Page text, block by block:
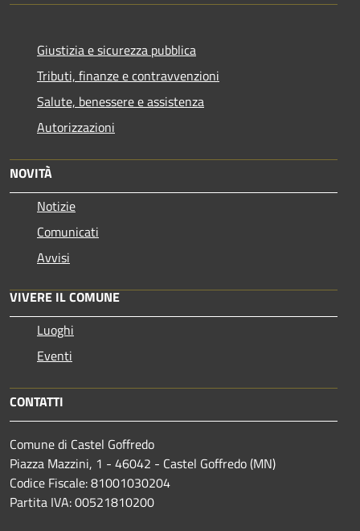
Giustizia e sicurezza pubblica
Tributi, finanze e contravvenzioni
Salute, benessere e assistenza
Autorizzazioni
NOVITÀ
Notizie
Comunicati
Avvisi
VIVERE IL COMUNE
Luoghi
Eventi
CONTATTI
Comune di Castel Goffredo
Piazza Mazzini, 1 - 46042 - Castel Goffredo (MN)
Codice Fiscale: 81001030204
Partita IVA: 00521810200